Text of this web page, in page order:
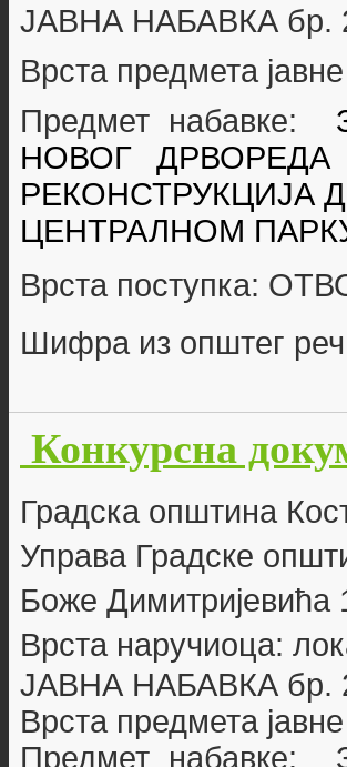
ЈАВНА НАБАВКА бр.
Врста предмета
Предмет набавке:
НОВОГ
РЕКОНСТРУКЦИЈА
ЦЕНТРАЛНОМ
Врста поступка:
Шифра из општег
Конкурсна
Градска општина
Управа Градске
Боже Димитријевића
Врста наручиоца:
ЈАВНА НАБАВКА бр.
Врста предмета
Предмет набавке: